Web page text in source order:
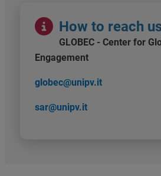
ImmagineHow to reach
GLOBEC - Center for
Engagement
globec@unipv.it
sar@unipv.it